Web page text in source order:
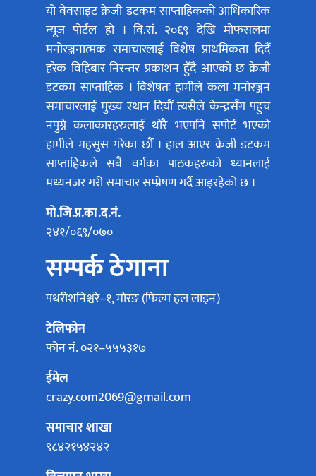
यो वेवसाइट क्रेजी डटकम साप्ताहिकको आधिकारिक
न्यूज पोर्टल हो । वि.सं. २०६९ देखि मोफसलमा
मनोरञ्जनात्मक समाचारलाई विशेष प्राथमिकता दिदैं
हरेक विहिबार निरन्तर प्रकाशन हुँदै आएको छ क्रेजी
डटकम साप्ताहिक । विशेषतः हामीले कला मनोरञ्जन
समाचारलाई मुख्य स्थान दियौं त्यसैले केन्द्रसँग पहुच
नपुग्ने कलाकारहरुलाई थोरै भएपनि सपोर्ट भएको
हामीले महसुस गरेका छौं । हाल आएर क्रेजी डटकम
साप्ताहिकले सबै वर्गका पाठकहरुको ध्यानलाई
मध्यनजर गरी समाचार सम्प्रेषण गर्दै आइरहेको छ ।
मो.जि.प्र.का.द.नं.
२४१/०६९/०७०
सम्पर्क ठेगाना
पथरीशनिश्चरे–१, मोरङ (फिल्म हल लाइन)
टेलिफोन
फोन नं. ०२१–५५५३१७
ईमेल
crazy.com2069@gmail.com
समाचार शाखा
९८४२१५४२४२